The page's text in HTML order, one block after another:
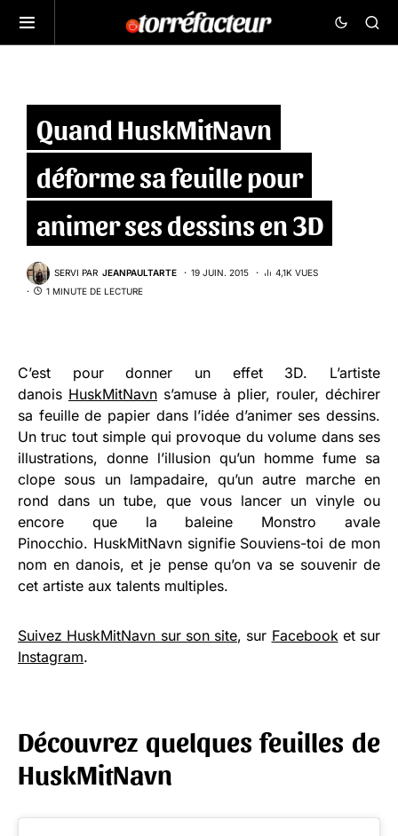
Quand HuskMitNavn
déforme sa feuille pour
animer ses dessins en 3D
SERVI PAR JEANPAULTARTE 19 JUIN. 2015
4,1K VUES
1 MINUTE DE LECTURE
C’est pour donner un effet 3D. L’artiste
danois HuskMitNavn s’amuse à plier, rouler, déchirer
sa feuille de papier dans l’idée d’animer ses dessins.
Un truc tout simple qui provoque du volume dans ses
illustrations, donne l’illusion qu’un homme fume sa
clope sous un lampadaire, qu’un autre marche en
rond dans un tube, que vous lancer un vinyle ou
encore que la baleine Monstro avale
Pinocchio. HuskMitNavn signifie Souviens-toi de mon
nom en danois, et je pense qu’on va se souvenir de
cet artiste aux talents multiples.
Suivez HuskMitNavn sur son site, sur Facebook et sur
Instagram.
Découvrez quelques feuilles de
HuskMitNavn